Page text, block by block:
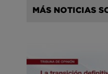
MÁS NOTICIAS